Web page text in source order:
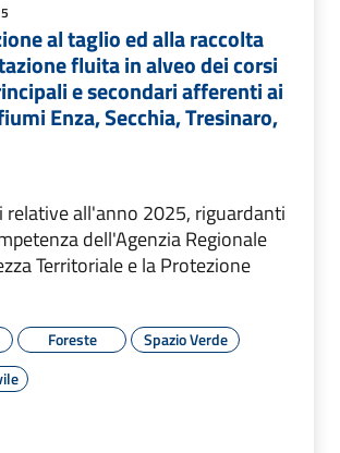
al taglio ed alla raccolta
fluita in alveo dei corsi
e secondari afferenti ai
Enza, Secchia, Tresinaro,
relative all'anno 2025, riguardanti
dell'Agenzia Regionale
Territoriale e la Protezione
Foreste
Spazio Verde